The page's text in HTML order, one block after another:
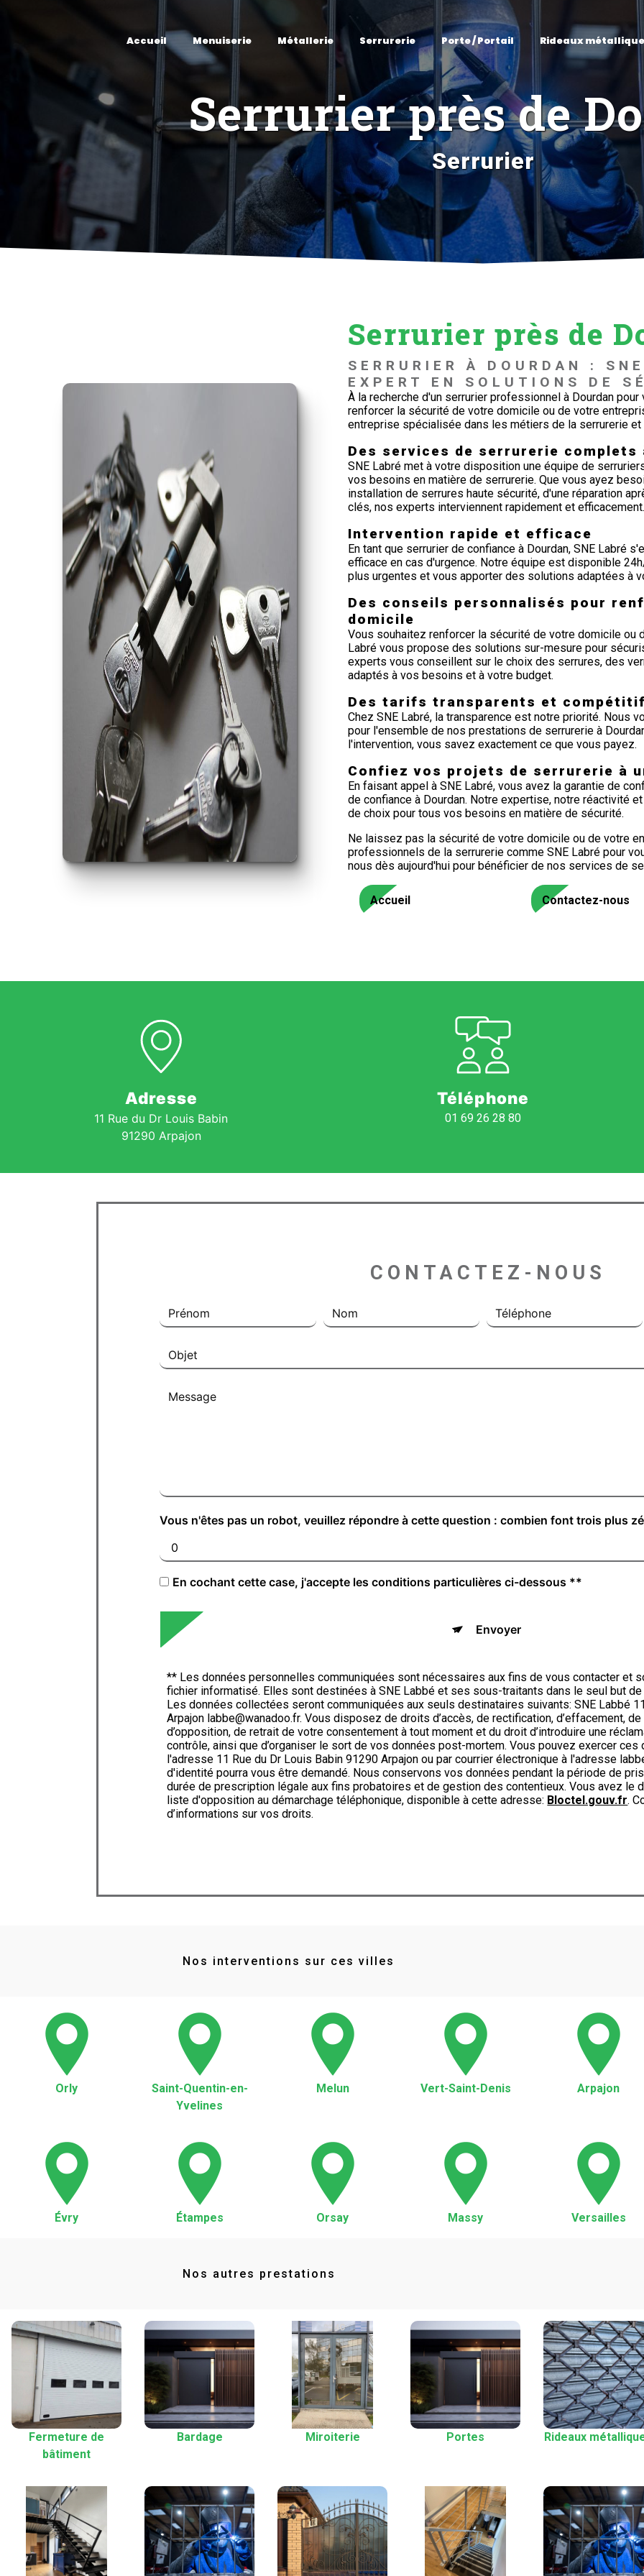
Accueil Menuiserie Métallerie Serrurerie Porte / Portail Rideaux
Serrurier près de
Serrurier
Serrurier près de
SERRURIER À DOURDAN :
EXPERT EN SOLUTIONS DE
À la recherche d'un serrurier professionnel à Dourdan
renforcer la sécurité de votre domicile ou de votre
entreprise spécialisée dans les métiers de la serrurerie et
Des services de serrurerie complets
SNE Labré met à votre disposition une équipe de
vos besoins en matière de serrurerie. Que vous ayez
installation de serrures haute sécurité, d'une réparation
clés, nos experts interviennent rapidement et efficacement.
Intervention rapide et efficace
En tant que serrurier de confiance à Dourdan, SNE Labré
efficace en cas d'urgence. Notre équipe est disponible
plus urgentes et vous apporter des solutions adaptées à
Des conseils personnalisés pour
domicile
Vous souhaitez renforcer la sécurité de votre domicile ou
Labré vous propose des solutions sur-mesure pour
experts vous conseillent sur le choix des serrures, des
adaptés à vos besoins et à votre budget.
Des tarifs transparents et
Chez SNE Labré, la transparence est notre priorité.
pour l'ensemble de nos prestations de serrurerie à
l'intervention, vous savez exactement ce que vous payez.
Confiez vos projets de serrurerie à
En faisant appel à SNE Labré, vous avez la garantie de
de confiance à Dourdan. Notre expertise, notre réactivité
de choix pour tous vos besoins en matière de sécurité.
Ne laissez pas la sécurité de votre domicile ou de votre
professionnels de la serrurerie comme SNE Labré pour
nous dès aujourd'hui pour bénéficier de nos services de
Accueil Contactez-nous
Adresse
11 Rue du Dr Louis Babin
91290 Arpajon
Téléphone
01 69 26 28 80
CONTACTEZ-NOUS
Vous n'êtes pas un robot, veuillez répondre à cette question : combien font trois plus
En cochant cette case, j'accepte les conditions particulières ci-dessous **
Envoyer
** Les données personnelles communiquées sont nécessaires aux fins de vous contacter et
fichier informatisé. Elles sont destinées à SNE Labbé et ses sous-traitants dans le seul but
Les données collectées seront communiquées aux seuls destinataires suivants: SNE Labbé
Arpajon labbe@wanadoo.fr. Vous disposez de droits d’accès, de rectification, d’effacement,
d’opposition, de retrait de votre consentement à tout moment et du droit d’introduire une
contrôle, ainsi que d’organiser le sort de vos données post-mortem. Vous pouvez exercer
l'adresse 11 Rue du Dr Louis Babin 91290 Arpajon ou par courrier électronique à l'adresse
d'identité pourra vous être demandé. Nous conservons vos données pendant la période de
durée de prescription légale aux fins probatoires et de gestion des contentieux. Vous avez le
liste d'opposition au démarchage téléphonique, disponible à cette adresse: Bloctel.gouv.fr.
d’informations sur vos droits.
Nos interventions sur ces villes
Orly
Saint-Quentin-en-
Yvelines
Melun Vert-Saint-Denis Arpajon
Évry Étampes Orsay Massy Versailles
Nos autres prestations
Fermeture de
bâtiment
Bardage Miroiterie Portes Rideaux